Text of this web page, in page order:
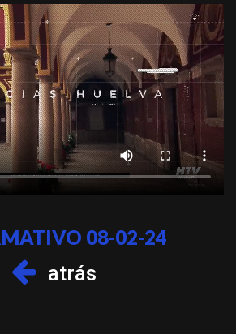
08-02-24
atrás